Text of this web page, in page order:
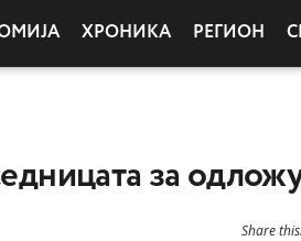
ХРОНИКА РЕГИОН
за
Share